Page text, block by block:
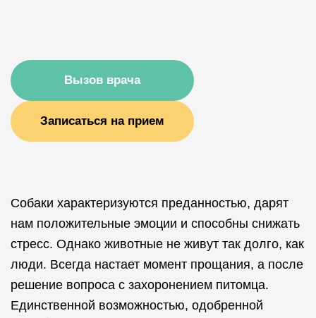
Вызов врача
Записаться на прием
Собаки характеризуются преданностью, дарят
нам положительные эмоции и способны снижать
стресс. Однако животные не живут так долго, как
люди. Всегда настает момент прощания, а после
решение вопроса с захоронением питомца.
Единственной возможностью, одобренной